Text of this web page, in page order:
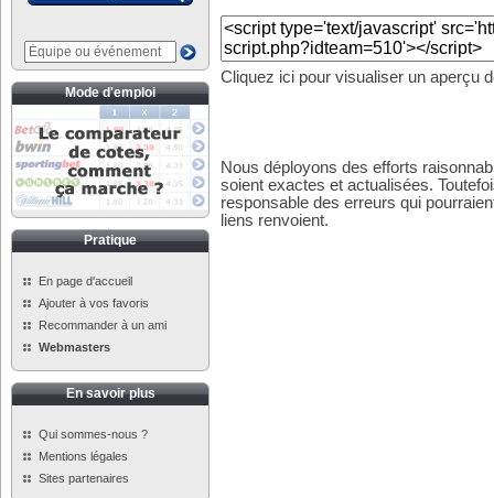
Mode d'emploi
Pratique
En page d'accueil
Ajouter à vos favoris
Recommander à un ami
Webmasters
En savoir plus
Qui sommes-nous ?
Mentions légales
Sites partenaires
Cliquez ici pour visualiser un aperçu
Nous déployons des efforts
soient exactes et actualisées.
responsable des erreurs qui
liens renvoient.